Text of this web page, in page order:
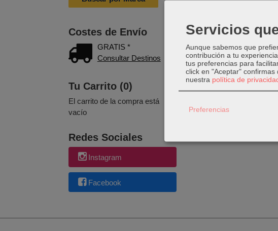
Costes de Envío
GRATIS *
Consultar Destinos
Tu Carrito (0)
El carrito de la compra está
vacío
Redes Sociales
Instagram
Facebook
Servicios
Aunque sabemos que
contribución a tu
tus preferencias para
click en "Aceptar" confirmas
nuestra política de
Preferencias